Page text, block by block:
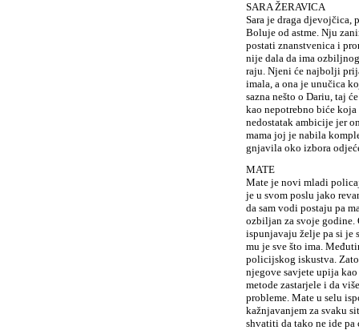
SARA ŽERAVICA
Sara je draga
Boluje od astme. Nju
postati znanstvenica i
nije dala da ima
raju. Njeni će najbolji
imala, a ona je unučica
sazna nešto o Dariu, taj
kao nepotrebno biće
nedostatak ambicije jer
mama joj je nabila
gnjavila oko izbora
MATE
Mate je novi mladi
je u svom poslu jako
da sam vodi postaju pa
ozbiljan za svoje godine.
ispunjavaju želje pa si je
mu je sve što ima.
policijskog iskustva.
njegove savjete upija
metode zastarjele i da
probleme. Mate u selu
kažnjavanjem za svaku
shvatiti da tako ne ide